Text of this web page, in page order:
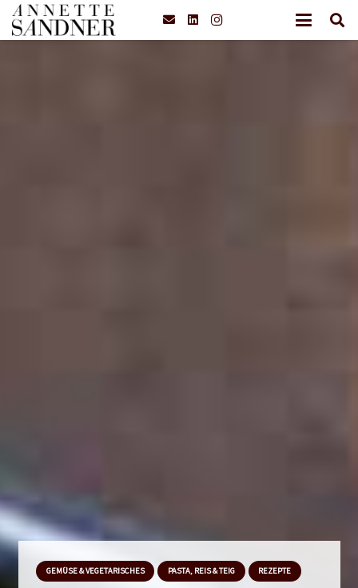
GEMÜSE & VEGETARISCHES PASTA, REIS & TEIG REZEPTE